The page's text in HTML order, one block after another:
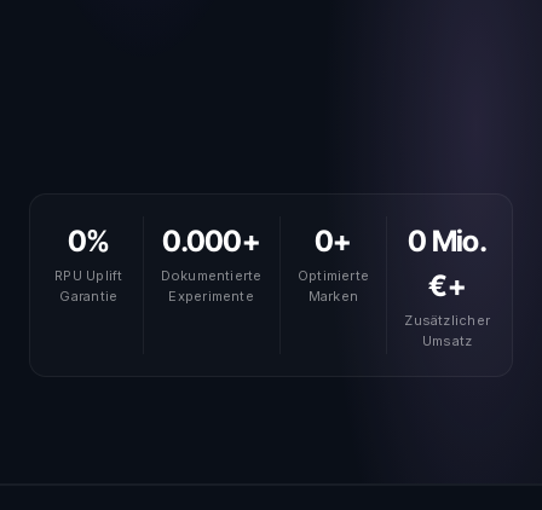
0%
RPU Uplift
Garantie
0.000+
Dokumentierte
Experimente
0+
Optimierte
Marken
0 Mio.
€+
Zusätzlicher
Umsatz